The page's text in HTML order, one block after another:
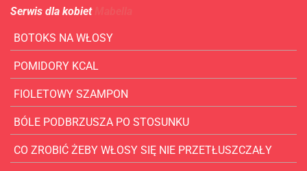
Serwis dla kobiet
BOTOKS NA WŁOSY
POMIDORY KCAL
FIOLETOWY SZAMPON
BÓLE PODBRZUSZA PO STOSUNKU
CO ZROBIĆ ŻEBY WŁOSY SIĘ NIE PRZETŁUSZCZAŁY